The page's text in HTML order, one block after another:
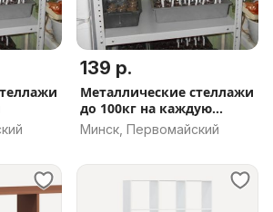
139 р.
Металлические стеллажи
до 100кг на каждую
полку
Минск, Первомайский